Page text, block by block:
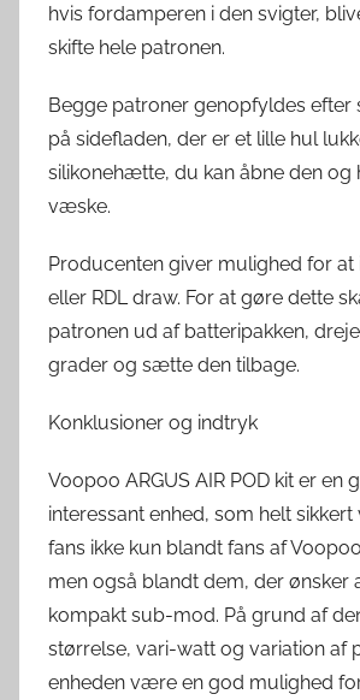
hvis fordamperen i den svigter,
skifte hele patronen.
Begge patroner genopfyldes efter
på sidefladen, der er et lille hul
silikonehætte, du kan åbne den
væske.
Producenten giver mulighed for at
eller RDL draw. For at gøre dette
patronen ud af batteripakken,
grader og sætte den tilbage.
Konklusioner og indtryk
Voopoo ARGUS AIR POD kit er en
interessant enhed, som helt sikkert
fans ikke kun blandt fans af
men også blandt dem, der ønsker
kompakt sub-mod. På grund af
størrelse, vari-watt og variation af
enheden være en god mulighed